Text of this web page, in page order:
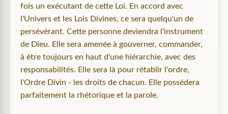
fois un exécutant de cette Loi. En accord avec
l'Univers et les Lois Divines, ce sera quelqu'un de
persévérant. Cette personne deviendra l'instrument
de Dieu. Elle sera amenée à gouverner, commander,
à être toujours en haut d'une hiérarchie, avec des
responsabilités. Elle sera là pour rétablir l'ordre,
l'Ordre Divin - les droits de chacun. Elle possédera
parfaitement la rhétorique et la parole.